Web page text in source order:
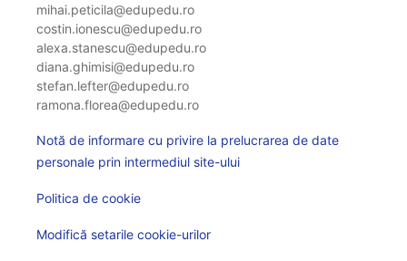
mihai.peticila@edupedu.ro
costin.ionescu@edupedu.ro
alexa.stanescu@edupedu.ro
diana.ghimisi@edupedu.ro
stefan.lefter@edupedu.ro
ramona.florea@edupedu.ro
Notă de informare cu privire la prelucrarea de date
personale prin intermediul site-ului
Politica de cookie
Modifică setarile cookie-urilor